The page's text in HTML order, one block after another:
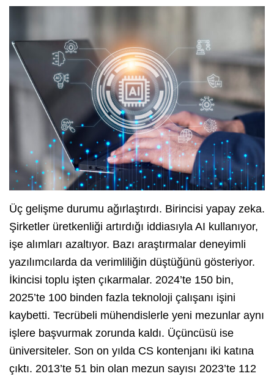
Üç gelişme durumu ağırlaştırdı. Birincisi yapay zeka.
Şirketler üretkenliği artırdığı iddiasıyla AI kullanıyor,
işe alımları azaltıyor. Bazı araştırmalar deneyimli
yazılımcılarda da verimliliğin düştüğünü gösteriyor.
İkincisi toplu işten çıkarmalar. 2024’te 150 bin,
2025’te 100 binden fazla teknoloji çalışanı işini
kaybetti. Tecrübeli mühendislerle yeni mezunlar aynı
işlere başvurmak zorunda kaldı. Üçüncüsü ise
üniversiteler. Son on yılda CS kontenjanı iki katına
çıktı. 2013’te 51 bin olan mezun sayısı 2023’te 112